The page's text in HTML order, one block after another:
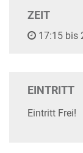
ZEIT
17:15 bis
EINTRITT
Eintritt Frei!